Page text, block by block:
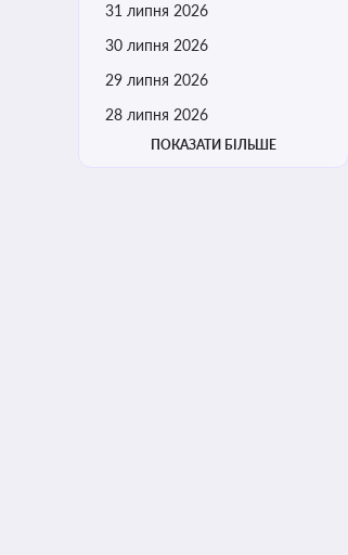
31 липня 2026
30 липня 2026
29 липня 2026
28 липня 2026
ПОКАЗАТИ БІЛЬШЕ